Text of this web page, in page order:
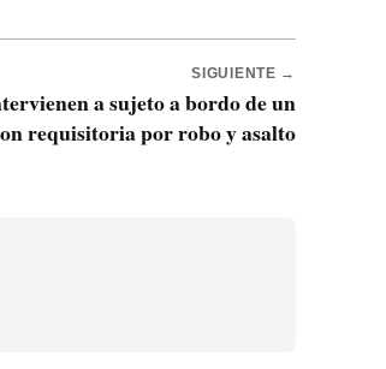
SIGUIENTE →
a sujeto a bordo de un
requisitoria por robo y asalto